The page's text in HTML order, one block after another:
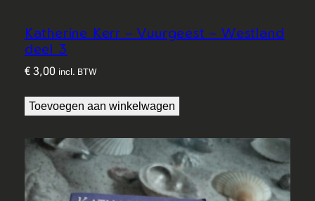
Katherine Kerr – Vuurgeest – Westland
deel 3
€3,00 incl. BTW
Toevoegen aan winkelwagen